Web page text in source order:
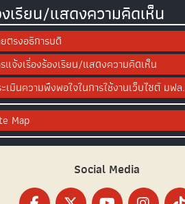
เรียน/แสดงความคิดเห็น
ตรงอธิการบดี
แจ้งเรื่องร้องเรียน/แสดงความคิดเห็น
เมินความพึงพอใจในการใช้งานเว็บไซต์ มฟล.
Map
Social Media